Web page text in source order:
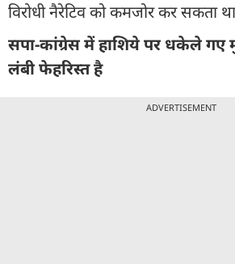
विरोधी नैरेटिव को कमजोर कर सकता
सपा-कांग्रेस में हाशिये पर धकेले
लंबी फेहरिस्‍त है
ADVERTISEMENT